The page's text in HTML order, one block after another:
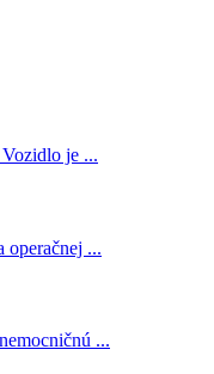
je ...
operačnej ...
...